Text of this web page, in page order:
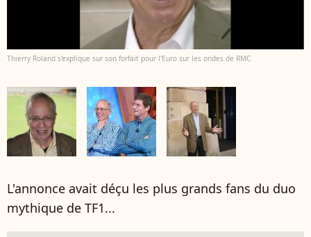
Thierry Roland s'explique sur son forfait pour l'Euro sur les ondes de RMC
L'annonce avait déçu les plus grands fans du duo
mythique de TF1...